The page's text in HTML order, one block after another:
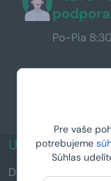
Pre vaše
potrebujeme
Súhlas
Po-Pia
UŽITOČNÉ
Doručenie a platba